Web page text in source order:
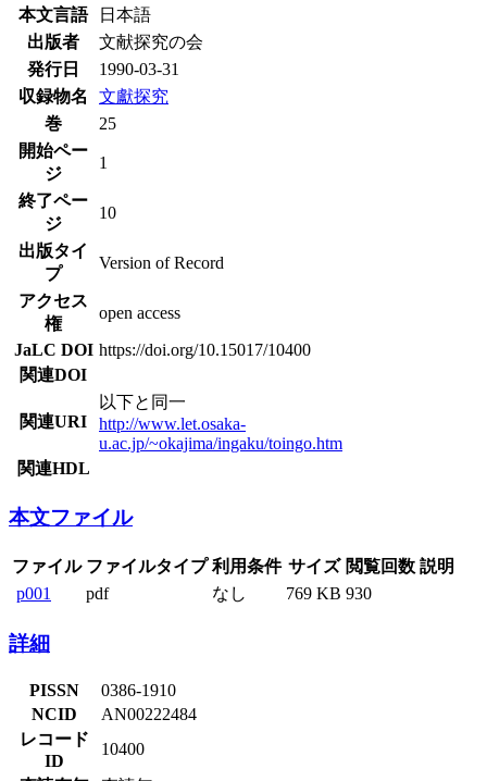
本文言語
日本語
出版者
文献探究の会
発行日
1990-03-31
収録物名
文獻探究
巻
25
開始ペー
ジ
1
終了ペー
ジ
10
出版タイ
プ
Version of Record
アクセス
権
open access
JaLC DOI https://doi.org/10.15017/10400
関連DOI
関連URI
以下と同一
http://www.let.osaka-
u.ac.jp/~okajima/ingaku/toingo.htm
関連HDL
本文ファイル
ファイル ファイルタイプ 利用条件 サイズ 閲覧回数 説明
p001
pdf なし 769 KB 930
詳細
PISSN
0386-1910
NCID
AN00222484
レコード
ID
10400